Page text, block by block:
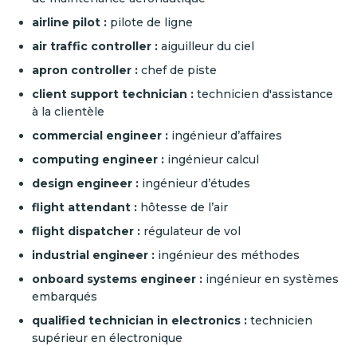
airline pilot : pilote de ligne
air traffic controller : aiguilleur du ciel
apron controller : chef de piste
client support technician : technicien d'assistance
à la clientèle
commercial engineer : ingénieur d’affaires
computing engineer : ingénieur calcul
design engineer : ingénieur d’études
flight attendant : hôtesse de l’air
flight dispatcher : régulateur de vol
industrial engineer : ingénieur des méthodes
onboard systems engineer : ingénieur en systèmes
embarqués
qualified technician in electronics : technicien
supérieur en électronique